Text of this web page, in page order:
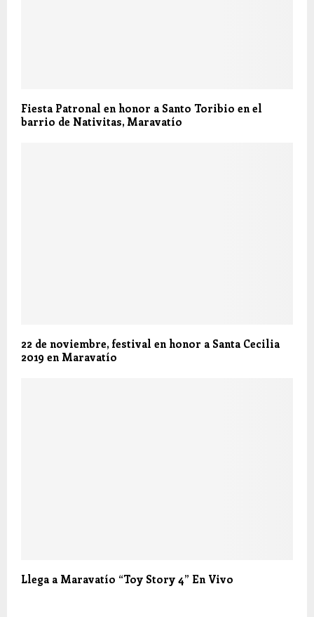
Fiesta Patronal en honor a Santo Toribio en el
barrio de Nativitas, Maravatío
22 de noviembre, festival en honor a Santa Cecilia
2019 en Maravatío
Llega a Maravatío “Toy Story 4” En Vivo